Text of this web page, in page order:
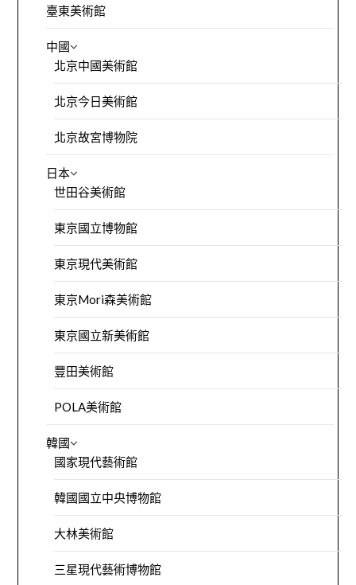
臺東美術館
中國
北京中國美術館
北京今日美術館
北京故宮博物院
日本
世田谷美術館
東京國立博物館
東京現代美術館
東京Mori森美術館
東京國立新美術館
豐田美術館
POLA美術館
韓國
國家現代藝術館
韓國國立中央博物館
大林美術館
三星現代藝術博物館